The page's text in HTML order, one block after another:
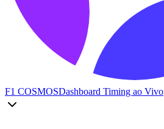
F1 COSMOSDashboard Timing ao Vivo